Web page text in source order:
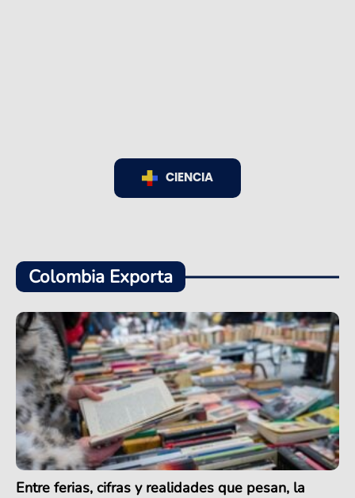
CIENCIA
Colombia Exporta
Entre ferias, cifras y realidades que pesan, la